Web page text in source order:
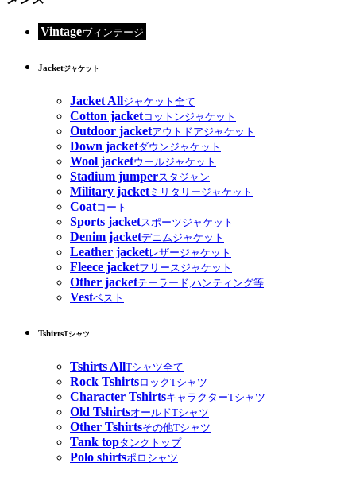
Vintageヴィンテージ
Jacketジャケット
Jacket Allジャケット全て
Cotton jacketコットンジャケット
Outdoor jacketアウトドアジャケット
Down jacketダウンジャケット
Wool jacketウールジャケット
Stadium jumperスタジャン
Military jacketミリタリージャケット
Coatコート
Sports jacketスポーツジャケット
Denim jacketデニムジャケット
Leather jacketレザージャケット
Fleece jacketフリースジャケット
Other jacketテーラード,ハンティング等
Vestベスト
TshirtsTシャツ
Tshirts AllTシャツ全て
Rock TshirtsロックTシャツ
Character TshirtsキャラクターTシャツ
Old TshirtsオールドTシャツ
Other Tshirtsその他Tシャツ
Tank topタンクトップ
Polo shirtsポロシャツ